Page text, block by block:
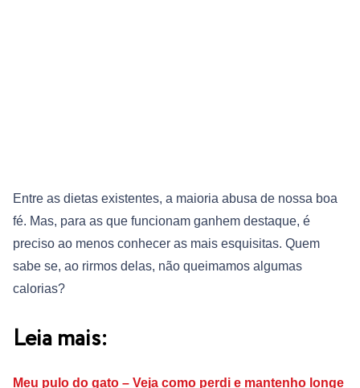
Entre as dietas existentes, a maioria abusa de nossa boa
fé. Mas, para as que funcionam ganhem destaque, é
preciso ao menos conhecer as mais esquisitas. Quem
sabe se, ao rirmos delas, não queimamos algumas
calorias?
Leia mais:
Meu pulo do gato – Veja como perdi e mantenho longe